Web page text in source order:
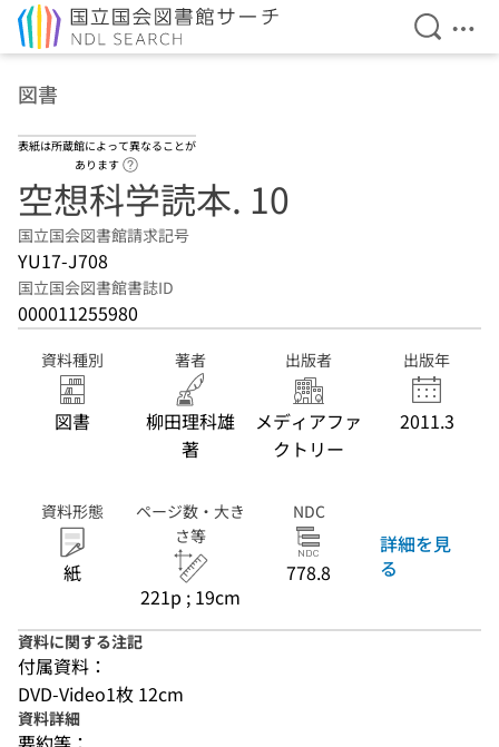
検索を
メ
図書
表紙は所蔵館によって異なることが
あります
空想科学読本. 10
国立国会図書館請求記号
YU17-J708
国立国会図書館書誌ID
000011255980
資料種別
図書
著者
柳田理科雄
著
出版者
メディアファ
クトリー
出版年
2011.3
資料形態
紙
ページ数・大き
さ等
221p ; 19cm
NDC
778.8
詳細を見
る
資料に関する注記
付属資料：
DVD-Video1枚 12cm
資料詳細